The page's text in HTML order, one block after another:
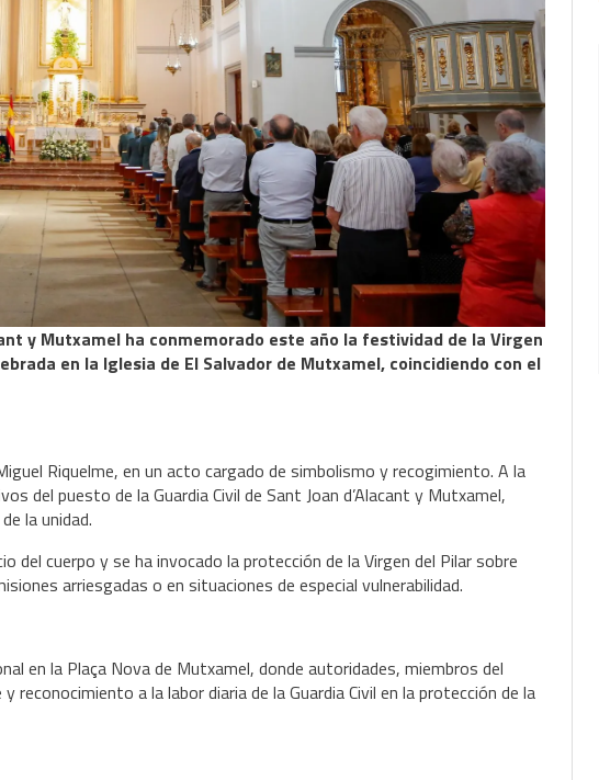
y Mutxamel ha conmemorado este año la festividad de la Virgen
en la Iglesia de El Salvador de Mutxamel, coincidiendo con el
Riquelme, en un acto cargado de simbolismo y recogimiento. A la
del puesto de la Guardia Civil de Sant Joan d’Alacant y Mutxamel,
la unidad.
del cuerpo y se ha invocado la protección de la Virgen del Pilar sobre
arriesgadas o en situaciones de especial vulnerabilidad.
en la Plaça Nova de Mutxamel, donde autoridades, miembros del
a la labor diaria de la Guardia Civil en la protección de la